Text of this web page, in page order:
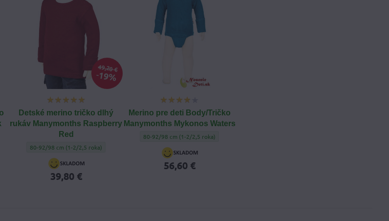
Foggy Black - Veľkosť oblečenia:
49,20 €
19%
Detské merino tričko dlhý
rukáv Manymonths Raspberry
Red
Detské merino tričko dlhý rukáv Manymonths Raspberry Red - Veľkosť oblečenia:
80-92/98 cm (1-2/2,5 roka)
39,80 €
Merino pre deti Body/Tričko
Manymonths Mykonos Waters
Merino pre deti Body/Tričko Manymonths Mykonos Waters - Veľkosť oblečenia:
80-92/98 cm (1-2/2,5 roka)
56,60 €